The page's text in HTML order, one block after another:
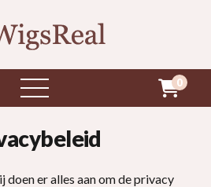
menu
openen
0
doen er alles aan om de privacy